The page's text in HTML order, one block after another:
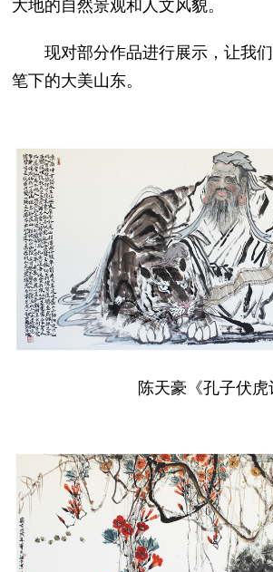
大地的自然景观和人文风貌。
现对部分作品进行展示，让我们
笔下的大美山东。
陈天豪《孔子伏虎